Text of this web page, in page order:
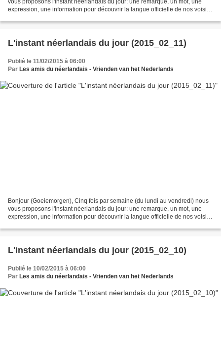
expression, une information pour découvrir la langue officielle de nos voisins
L'instant néerlandais du jour (2015_02_11)
Publié le 11/02/2015 à 06:00
Par Les amis du néerlandais - Vrienden van het Nederlands
Bonjour (Goeiemorgen), Cinq fois par semaine (du lundi au vendredi) nous
vous proposons l'instant néerlandais du jour: une remarque, un mot, une
expression, une information pour découvrir la langue officielle de nos voisins
L'instant néerlandais du jour (2015_02_10)
Publié le 10/02/2015 à 06:00
Par Les amis du néerlandais - Vrienden van het Nederlands